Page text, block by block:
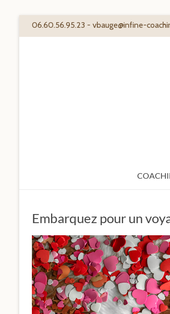
contenu
06.60.56.95.23 - vbauge@infine-
Embarquez pour un